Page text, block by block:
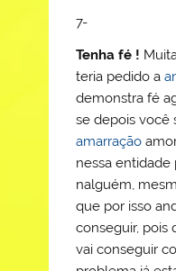
7-
Tenha fé !
teria pedido a
demonstra fé
se depois você
amarração
nessa entidade
nalguém,
que por isso
conseguir, pois
vai conseguir